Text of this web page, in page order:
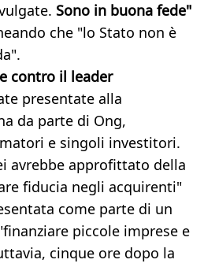
Sono in buona fede"
che "lo Stato non è
contro il leader
presentate alla
da parte di Ong,
e singoli investitori.
avrebbe approfittato della
fiducia negli acquirenti"
come parte di un
piccole imprese e
cinque ore dopo la